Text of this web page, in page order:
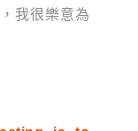
我很樂意為